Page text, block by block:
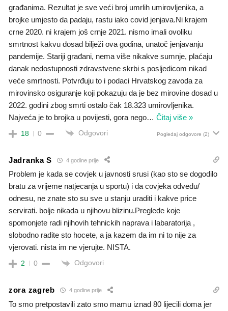
građanima. Rezultat je sve veći broj umrlih umirovljenika, a
brojke umjesto da padaju, rastu iako covid jenjava.Ni krajem
crne 2020. ni krajem još crnje 2021. nismo imali ovoliku
smrtnost kakvu dosad bilježi ova godina, unatoč jenjavanju
pandemije. Stariji građani, nema više nikakve sumnje, plaćaju
danak nedostupnosti zdravstvene skrbi s posljedicom nikad
veće smrtnosti. Potvrđuju to i podaci Hrvatskog zavoda za
mirovinsko osiguranje koji pokazuju da je bez mirovine dosad u
2022. godini zbog smrti ostalo čak 18.323 umirovljenika.
Najveća je to brojka u povijesti, gora nego… Čitaj više »
18 0 Odgovori Pogledaj odgovore (2)
Jadranka S 4 godine prije
Problem je kada se covjek u javnosti srusi (kao sto se dogodilo
bratu za vrijeme natjecanja u sportu) i da covjeka odvedu/
odnesu, ne znate sto su sve u stanju uraditi i kakve price
servirati. bolje nikada u njihovu blizinu.Preglede koje
spomonjete radi njihovih tehnickih naprava i labaratorija ,
slobodno radite sto hocete, a ja kazem da im ni to nije za
vjerovati. nista im ne vjerujte. NISTA.
2 0 Odgovori
zora zagreb 4 godine prije
To smo pretpostavili zato smo mamu iznad 80 lijecili doma jer